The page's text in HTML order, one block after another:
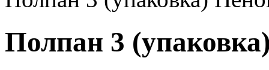
Полпан 3